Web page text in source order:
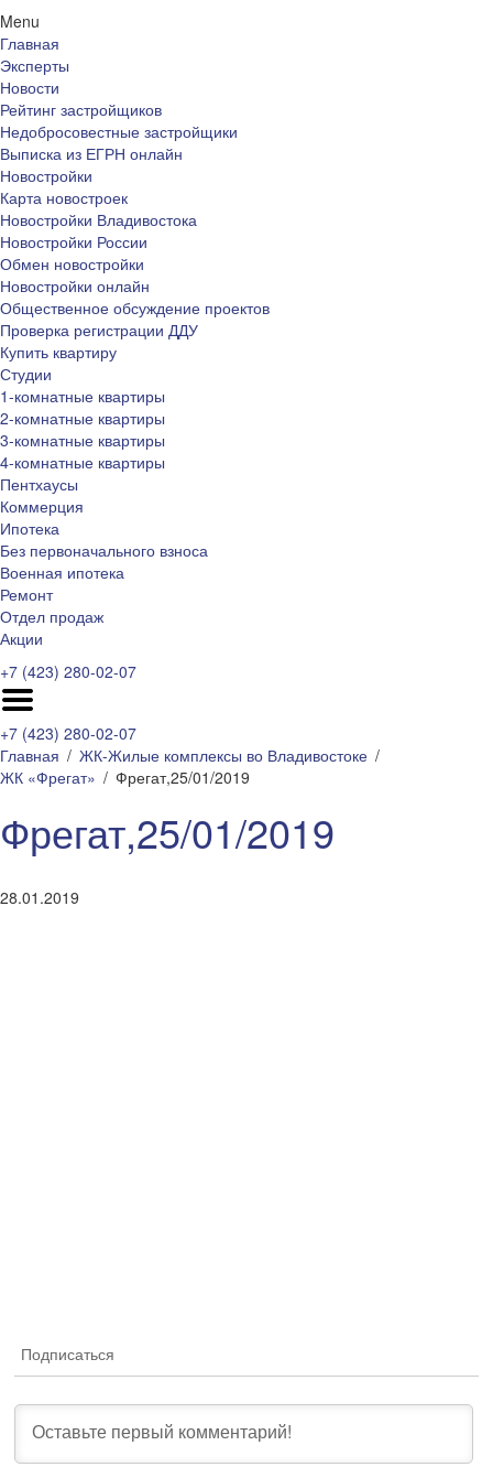
Menu
Главная
Эксперты
Новости
Рейтинг застройщиков
Недобросовестные застройщики
Выписка из ЕГРН онлайн
Новостройки
Карта новостроек
Новостройки Владивостока
Новостройки России
Обмен новостройки
Новостройки онлайн
Общественное обсуждение проектов
Проверка регистрации ДДУ
Купить квартиру
Студии
1-комнатные квартиры
2-комнатные квартиры
3-комнатные квартиры
4-комнатные квартиры
Пентхаусы
Коммерция
Ипотека
Без первоначального взноса
Военная ипотека
Ремонт
Отдел продаж
Акции
+7 (423) 280-02-07
+7 (423) 280-02-07
Главная
ЖК-Жилые комплексы во Владивостоке
ЖК «Фрегат»
Фрегат,25/01/2019
Фрегат,25/01/2019
28.01.2019
Подписаться